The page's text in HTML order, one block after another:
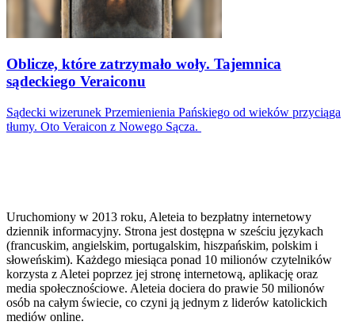
Oblicze, które zatrzymało woły. Tajemnica
sądeckiego Veraiconu
Sądecki wizerunek Przemienienia Pańskiego od wieków przyciąga
tłumy. Oto Veraicon z Nowego Sącza.
Uruchomiony w 2013 roku, Aleteia to bezpłatny internetowy
dziennik informacyjny. Strona jest dostępna w sześciu językach
(francuskim, angielskim, portugalskim, hiszpańskim, polskim i
słoweńskim). Każdego miesiąca ponad 10 milionów czytelników
korzysta z Aletei poprzez jej stronę internetową, aplikację oraz
media społecznościowe. Aleteia dociera do prawie 50 milionów
osób na całym świecie, co czyni ją jednym z liderów katolickich
mediów online.